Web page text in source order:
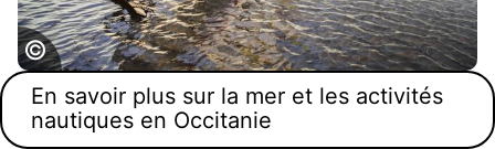
Pratique du sport de glisse Wing foil / Wing
surf dans la Lagune de Gruissan
En savoir plus sur la mer et les activités
nautiques en Occitanie